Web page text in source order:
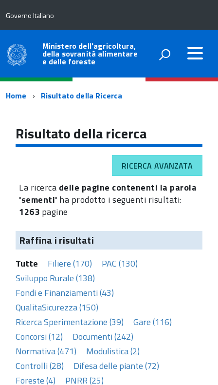
Governo Italiano
Ministero dell'agricoltura,
della sovranità alimentare
e delle foreste
Percorso
navigazione
Home Risultato della Ricerca
Risultato della ricerca
RICERCA AVANZATA
La ricerca delle pagine contenenti la parola
'sementi' ha prodotto i seguenti risultati:
1263 pagine
Raffina i risultati
Tutte Filiere (170)
PAC (130)
Sviluppo Rurale (138)
Fondi e Finanziamenti (43)
QualitaSicurezza (150)
Ricerca Sperimentazione (39)
Gare (116)
Concorsi (12)
Documenti (242)
Normativa (471)
Modulistica (2)
Controlli (28)
Difesa delle piante (72)
Foreste (4)
PNRR (25)